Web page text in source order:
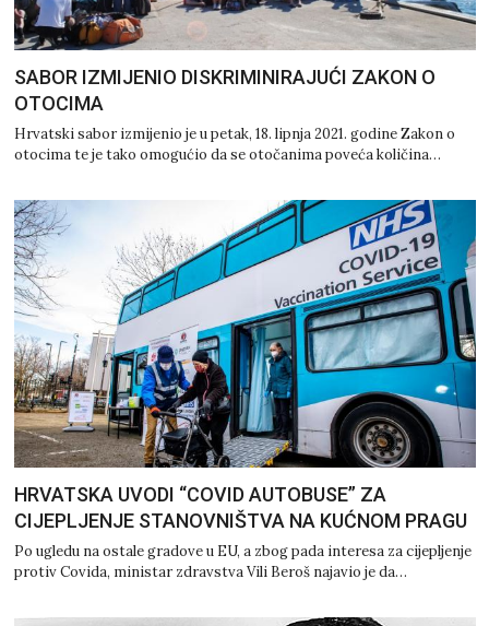
SABOR IZMIJENIO DISKRIMINIRAJUĆI ZAKON O
OTOCIMA
Hrvatski sabor izmijenio je u petak, 18. lipnja 2021. godine Zakon o
otocima te je tako omogućio da se otočanima poveća količina…
HRVATSKA UVODI “COVID AUTOBUSE” ZA
CIJEPLJENJE STANOVNIŠTVA NA KUĆNOM PRAGU
Po ugledu na ostale gradove u EU, a zbog pada interesa za cijepljenje
protiv Covida, ministar zdravstva Vili Beroš najavio je da…